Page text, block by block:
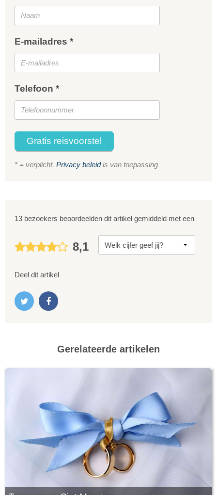
E-mailadres *
Telefoon *
Gratis reisvoorstel
* = verplicht. Privacy beleidis van toepassing
13 bezoekers beoordeelden dit artikel gemiddeld met een
8,1
Deel dit artikel
Gerelateerde artikelen